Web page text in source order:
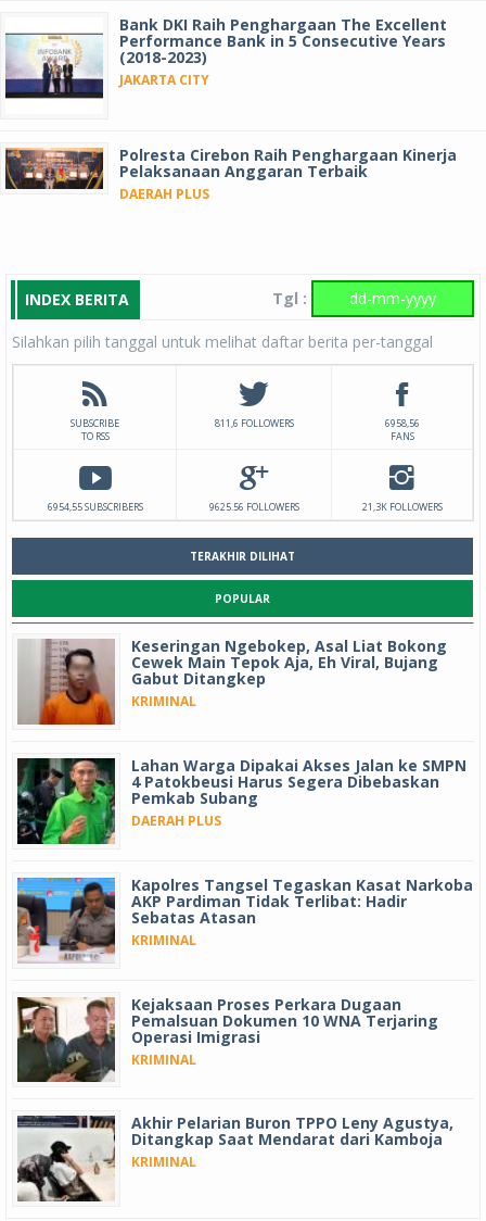
Bank DKI Raih Penghargaan The Excellent
Performance Bank in 5 Consecutive Years
(2018-2023)
JAKARTA CITY
Polresta Cirebon Raih Penghargaan Kinerja
Pelaksanaan Anggaran Terbaik
DAERAH PLUS
INDEX BERITA Tgl :
Silahkan pilih tanggal untuk melihat daftar berita per-tanggal
SUBSCRIBE
TO RSS
811,6 FOLLOWERS
6958,56
FANS
6954,55 SUBSCRIBERS 9625.56 FOLLOWERS 21,3K FOLLOWERS
TERAKHIR DILIHAT
POPULAR
Keseringan Ngebokep, Asal Liat Bokong
Cewek Main Tepok Aja, Eh Viral, Bujang
Gabut Ditangkep
KRIMINAL
Lahan Warga Dipakai Akses Jalan ke SMPN
4 Patokbeusi Harus Segera Dibebaskan
Pemkab Subang
DAERAH PLUS
Kapolres Tangsel Tegaskan Kasat Narkoba
AKP Pardiman Tidak Terlibat: Hadir
Sebatas Atasan
KRIMINAL
Kejaksaan Proses Perkara Dugaan
Pemalsuan Dokumen 10 WNA Terjaring
Operasi Imigrasi
KRIMINAL
Akhir Pelarian Buron TPPO Leny Agustya,
Ditangkap Saat Mendarat dari Kamboja
KRIMINAL